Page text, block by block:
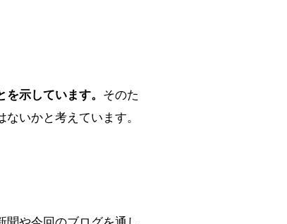
示しています。 そのた
いかと考えています。